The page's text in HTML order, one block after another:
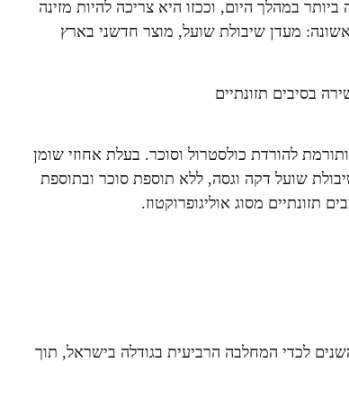
במהלך היום, וככזו היא צריכה להיות מזינה
מעדן שיבולת שועל, מוצר חדשני בארץ
בסיבים תזונתיים
להורדת כולסטרול וסוכר. בעלת אחוזי שומן
שיבולת שועל דקה וגסה, ללא תוספת סוכר ובתוספת
תזונתיים מסוג אוליגופרוקטוז.
לכדי המחלבה הרביעית בגודלה בישראל, תוך